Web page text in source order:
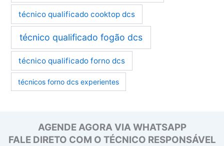
técnico qualificado cooktop dcs
técnico qualificado fogão dcs
técnico qualificado forno dcs
técnicos forno dcs experientes
AGENDE AGORA VIA WHATSAPP
FALE DIRETO COM O TÉCNICO RESPONSÁVEL